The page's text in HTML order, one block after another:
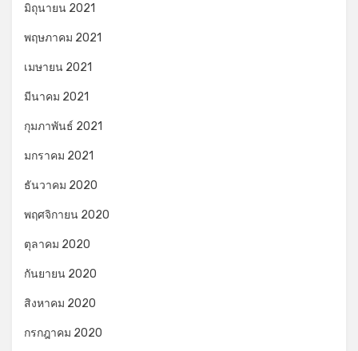
มิถุนายน 2021
พฤษภาคม 2021
เมษายน 2021
มีนาคม 2021
กุมภาพันธ์ 2021
มกราคม 2021
ธันวาคม 2020
พฤศจิกายน 2020
ตุลาคม 2020
กันยายน 2020
สิงหาคม 2020
กรกฎาคม 2020